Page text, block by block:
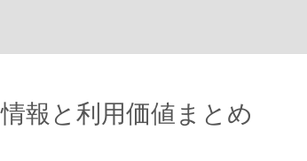
報と利用価値まとめ